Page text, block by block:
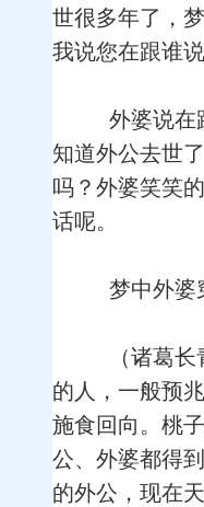
世很多年了，
我说您在跟谁
外婆说在
知道外公去世
吗？外婆笑笑
话呢。
梦中外婆
（诸葛长
的人，一般预
施食回向。桃
公、外婆都得
的外公，现在